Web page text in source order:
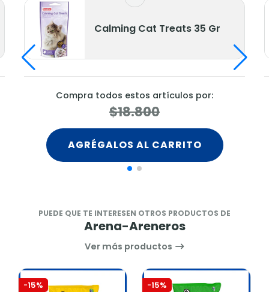
Calming Cat Treats 35 Gr
Compra todos estos artículos por:
$18.800
AGRÉGALOS AL CARRITO
PUEDE QUE TE INTERESEN OTROS PRODUCTOS DE
Arena-Areneros
Ver más productos
-15% -15%